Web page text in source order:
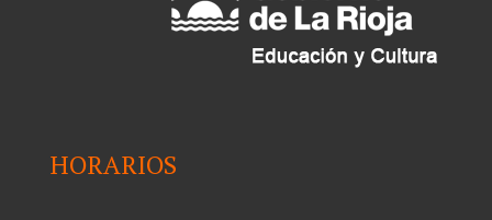
HORARIOS